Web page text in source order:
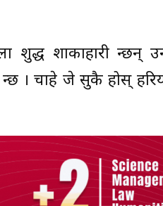
शाकाहारी हुन्छन्
। चाहे जे सुकै होस्